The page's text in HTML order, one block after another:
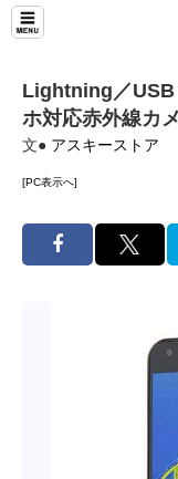
Lightning／USB
ホ対応赤外線カ
文● アスキーストア
[PC表示へ]